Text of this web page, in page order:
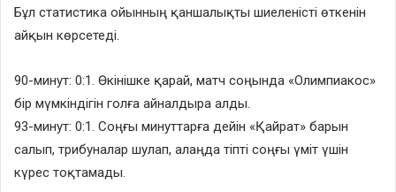
Бұл статистика ойынның қаншалықты шиеленісті өткенін
айқын көрсетеді.
90-минут: 0:1. Өкінішке қарай, матч соңында «Олимпиакос»
бір мүмкіндігін голға айналдыра алды.
93-минут: 0:1. Соңғы минуттарға дейін «Қайрат» барын
салып, трибуналар шулап, алаңда тіпті соңғы үміт үшін
күрес тоқтамады.